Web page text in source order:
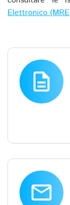
Elettronico
description
email